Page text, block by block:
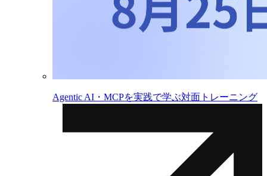
Agentic AI・MCPを実践で学ぶ対面トレーニング